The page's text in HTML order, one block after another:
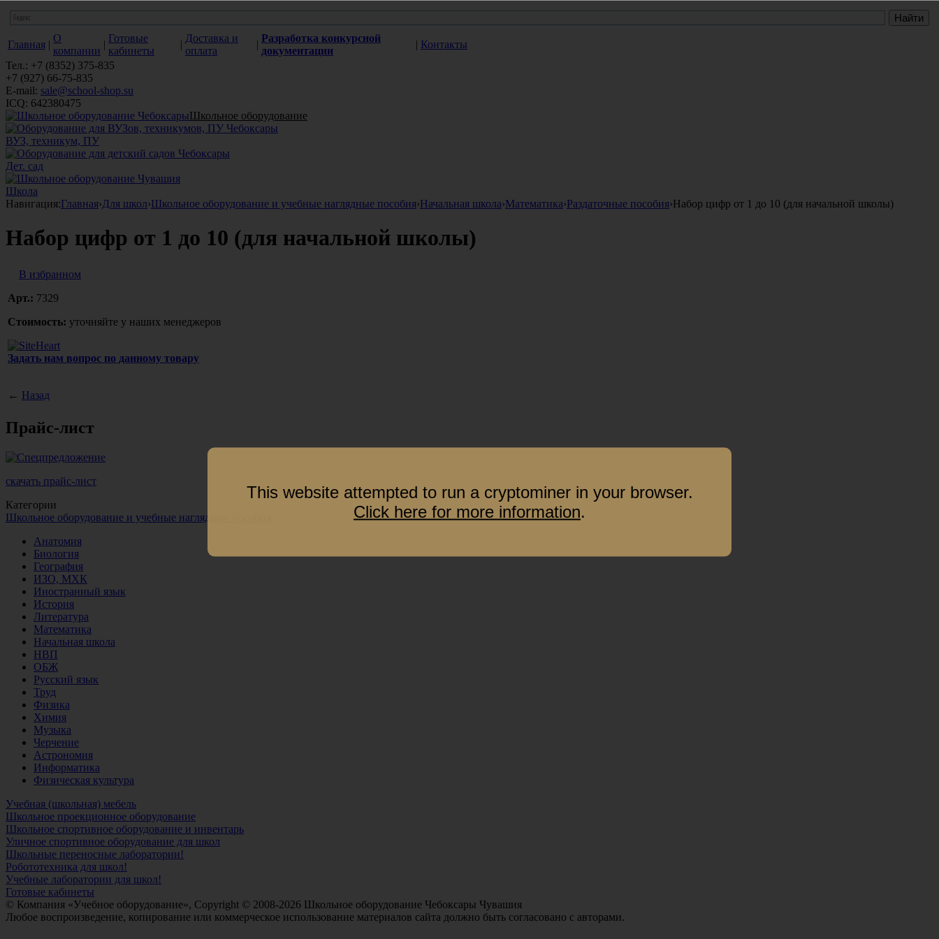
Главная |
О
компании
|
Готовые
кабинеты
|
Доставка и
оплата
|
Разработка конкурсной
документации
| Контакты
Тел.: +7 (8352) 375-835
+7 (927) 66-75-835
E-mail: sale@school-shop.su
ICQ: 642380475
Школьное оборудование
ВУЗ, техникум, ПУ
Дет. сад
Школа
Навигация:Главная›Для школ›Школьное оборудование и учебные наглядные пособия›Начальная школа›Математика›Раздаточные пособия›Набор цифр от 1 до 10 (для начальной школы)
Набор цифр от 1 до 10 (для начальной школы)
В избранном
Арт.: 7329
Стоимость: уточняйте у наших менеджеров
Задать нам вопрос по данному товару
← Назад
Прайс-лист
скачать прайс-лист
Категории
Школьное оборудование и учебные наглядные пособия
Анатомия
Биология
География
ИЗО, МХК
Иностранный язык
История
Литература
Математика
Начальная школа
НВП
ОБЖ
Русский язык
Труд
Физика
Химия
Музыка
Черчение
Астрономия
Информатика
Физическая культура
Учебная (школьная) мебель
Школьное проекционное оборудование
Школьное спортивное оборудование и инвентарь
Уличное спортивное оборудование для школ
Школьные переносные лаборатории!
Робототехника для школ!
Учебные лаборатории для школ!
Готовые кабинеты
© Компания «Учебное оборудование», Copyright © 2008-2026 Школьное оборудование Чебоксары Чувашия
Любое воспроизведение, копирование или коммерческое использование материалов сайта должно быть согласовано с авторами.
This website attempted to run a cryptominer in your browser.
Click here for more information.